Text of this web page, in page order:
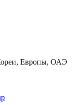
Европы, ОАЭ